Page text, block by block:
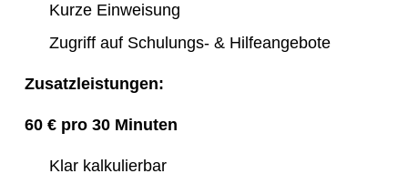
Kurze Einweisung
Zugriff auf Schulungs- & Hilfeangebote
Zusatzleistungen:
60 € pro 30 Minuten
Klar kalkulierbar